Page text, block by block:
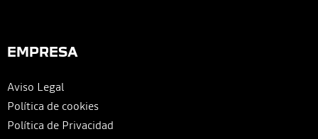
EMPRESA
Aviso Legal
Política de cookies
Política de Privacidad